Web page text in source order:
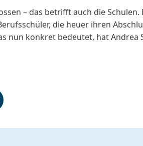
– das betrifft auch die
die heuer ihren
nun konkret bedeutet, hat Andrea